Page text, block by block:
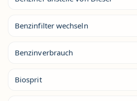
Benzinfilter wechseln
Benzinverbrauch
Biosprit